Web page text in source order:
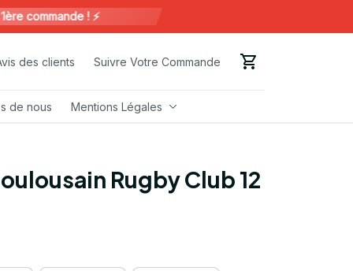
commande ! ⚡️
des clients Suivre Votre Commande
de nous Mentions Légales
Rugby Club 12